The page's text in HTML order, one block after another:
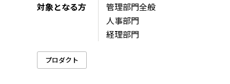
対象となる方
管理部門全般
人事部門
経理部門
プロダクト